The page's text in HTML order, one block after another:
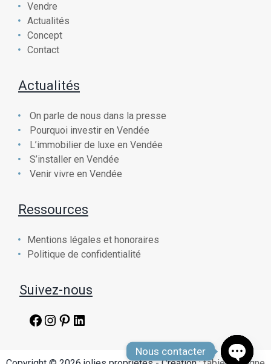
Vendre
Actualités
Concept
Contact
Actualités
On parle de nous dans la presse
Pourquoi investir en Vendée
L’immobilier de luxe en Vendée
S’installer en Vendée
Venir vivre en Vendée
Ressources
Mentions légales et honoraires
Politique de confidentialité
Suivez-nous
Facebook
Instagram
Pinterest
Nous contacter